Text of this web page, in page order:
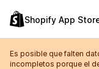
Shopify App
Es posible que falten
incompletos porque el